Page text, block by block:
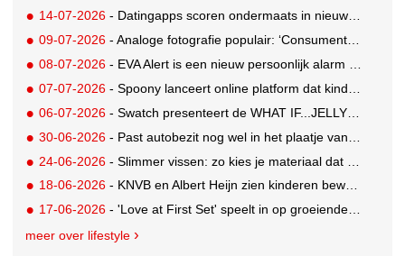
14-07-2026 - Datingapps scoren ondermaats in nieuw app-onderzoek, toch blijft gebruik groeien
09-07-2026 - Analoge fotografie populair: ‘Consumenten zoeken beleving, niet alleen perfectie’
08-07-2026 - EVA Alert is een nieuw persoonlijk alarm dat je aan je tas hangt
07-07-2026 - Spoony lanceert online platform dat kinderen tot 12 jaar helpt gezonde eetgewoonten te ontwikkelen
06-07-2026 - Swatch presenteert de WHAT IF...JELLY? collectie
30-06-2026 - Past autobezit nog wel in het plaatje van vandaag?
24-06-2026 - Slimmer vissen: zo kies je materiaal dat bij je water en techniek past
18-06-2026 - KNVB en Albert Heijn zien kinderen bewuster eten en meer bewegen
17-06-2026 - 'Love at First Set' speelt in op groeiende gym crush-trend
meer over lifestyle